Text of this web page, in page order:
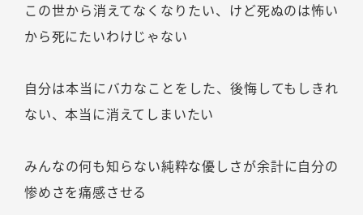
この世から消えてなくなりたい、けど死ぬのは怖い
から死にたいわけじゃない
自分は本当にバカなことをした、後悔してもしきれ
ない、本当に消えてしまいたい
みんなの何も知らない純粋な優しさが余計に自分の
惨めさを痛感させる